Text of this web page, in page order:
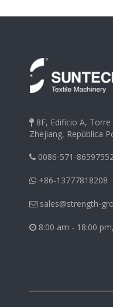
 8F, Edificio A,
Zhejiang, República
 0086-571-
 +86-13777818208
 sales@strength-
 8:00 am - 18:00